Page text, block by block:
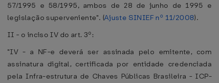
57/1995 e 58/1995, ambos de 28 de junho de 1995 e
legislação superveniente". (Ajuste SINIEF nº 11/2008).
II - o inciso IV do art. 3º:
"IV - a NF-e deverá ser assinada pelo emitente, com
assinatura digital, certificada por entidade credenciada
pela Infra-estrutura de Chaves Públicas Brasileira - ICP-